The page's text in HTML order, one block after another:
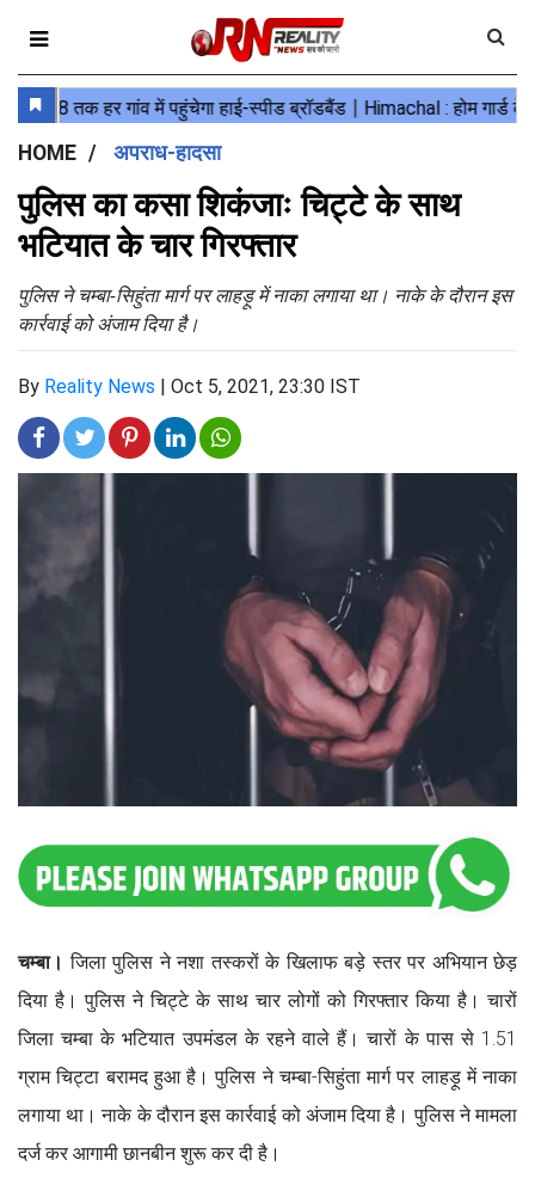
HOME अपराध-हादसा
पुलिस का कसा शिकंजाः चिट्टे के साथ
भटियात के चार गिरफ्तार
पुलिस ने चम्बा-सिहुंता मार्ग पर लाहड़ू में नाका लगाया था। नाके के दौरान इस
कार्रवाई को अंजाम दिया है।
By Reality News | Oct 5, 2021, 23:30 IST
चम्बा।जिला पुलिस ने नशा तस्करों के खिलाफ बड़े स्तर पर अभियान छेड़
दिया है। पुलिस ने चिट्टे के साथ चार लोगों को गिरफ्तार किया है। चारों
जिला चम्बा के भटियात उपमंडल के रहने वाले हैं। चारों के पास से 1.51
ग्राम चिट्टा बरामद हुआ है। पुलिस ने चम्बा-सिहुंता मार्ग पर लाहड़ू में नाका
लगाया था। नाके के दौरान इस कार्रवाई को अंजाम दिया है। पुलिस ने मामला
दर्ज कर आगामी छानबीन शुरू कर दी है।